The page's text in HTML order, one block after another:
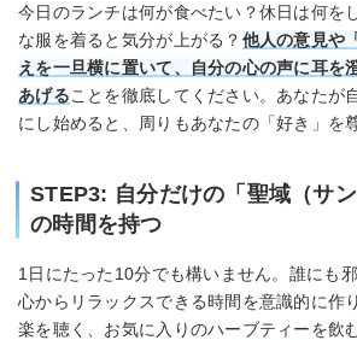
今日のランチは何が食べたい？休日は何を
な服を着ると気分が上がる？ 他人の意見や
えを一旦横に置いて、自分の心の声に耳を
あげることを徹底してください。あなたが
にし始めると、周りもあなたの「好き」を
STEP3: 自分だけの「聖域（サン
の時間を持つ
1日にたった10分でも構いません。誰にも
心からリラックスできる時間を意識的に作
楽を聴く、お気に入りのハーブティーを飲